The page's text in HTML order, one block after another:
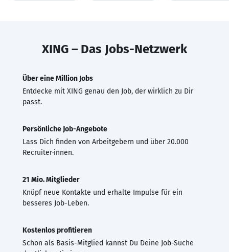
XING – Das Jobs-Netzwerk
Über eine Million Jobs
Entdecke mit XING genau den Job, der wirklich zu Dir
passt.
Persönliche Job-Angebote
Lass Dich finden von Arbeitgebern und über 20.000
Recruiter·innen.
21 Mio. Mitglieder
Knüpf neue Kontakte und erhalte Impulse für ein
besseres Job-Leben.
Kostenlos profitieren
Schon als Basis-Mitglied kannst Du Deine Job-Suche